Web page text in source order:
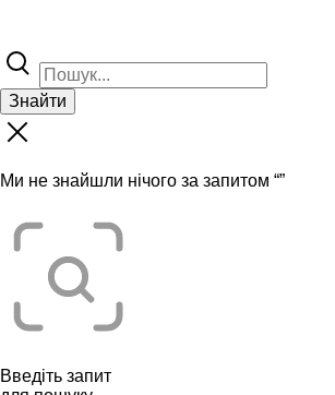
Знайти
Ми не знайшли нічого за запитом “”
Введіть запит